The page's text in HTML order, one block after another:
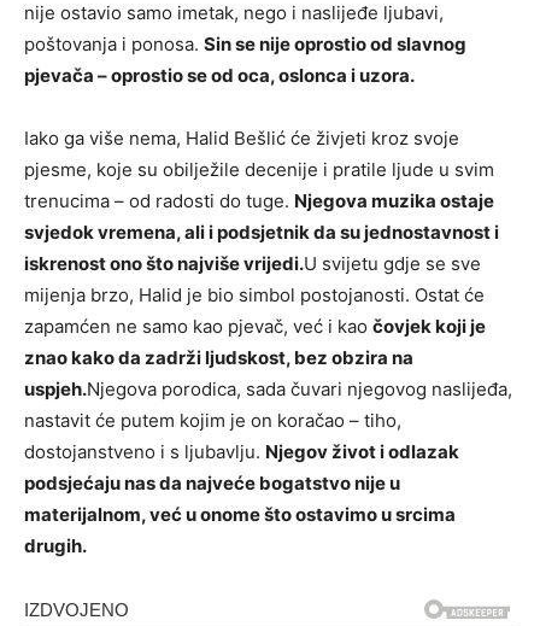
nije ostavio samo imetak, nego i naslijeđe ljubavi,
poštovanja i ponosa. Sin se nije oprostio od slavnog
pjevača – oprostio se od oca, oslonca i uzora.
Iako ga više nema, Halid Bešlić će živjeti kroz svoje
pjesme, koje su obilježile decenije i pratile ljude u svim
trenucima – od radosti do tuge. Njegova muzika ostaje
svjedok vremena, ali i podsjetnik da su jednostavnost i
iskrenost ono što najviše vrijedi.U svijetu gdje se sve
mijenja brzo, Halid je bio simbol postojanosti. Ostat će
zapamćen ne samo kao pjevač, već i kao čovjek koji je
znao kako da zadrži ljudskost, bez obzira na
uspjeh.Njegova porodica, sada čuvari njegovog naslijeđa,
nastavit će putem kojim je on koračao – tiho,
dostojanstveno i s ljubavlju. Njegov život i odlazak
podsjećaju nas da najveće bogatstvo nije u
materijalnom, već u onome što ostavimo u srcima
drugih.